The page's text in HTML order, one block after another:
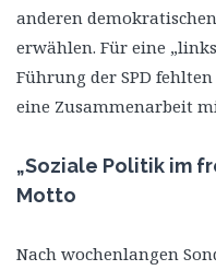
anderen
erwählen. Für eine
Führung der SPD
eine Zusammenarbeit
„Soziale Politik im
Motto
Nach wochenlangen